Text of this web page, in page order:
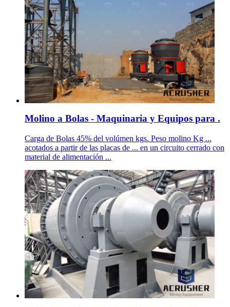
Molino a Bolas - Maquinaria y Equipos para .
Carga de Bolas 45% del volúmen kgs. Peso molino Kg ...
acotados a partir de las placas de ... en un circuito cerrado con
material de alimentación ...